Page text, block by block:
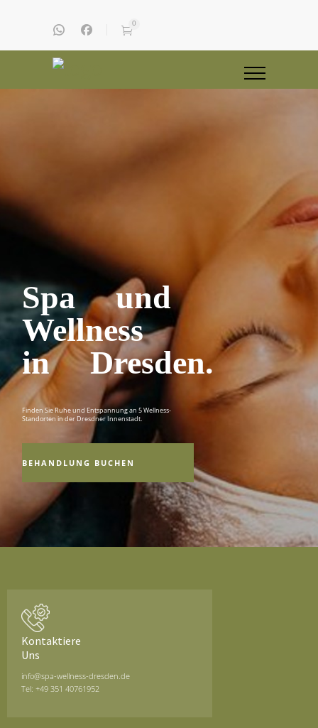
0
Spa und
Wellness
in Dresden.
Finden Sie Ruhe und Entspannung an 5 Wellness-
Standorten in der Dresdner Innenstadt.
BEHANDLUNG BUCHEN
Kontaktiere
Uns
info@spa-wellness-dresden.de
Tel: +49 351 40761952